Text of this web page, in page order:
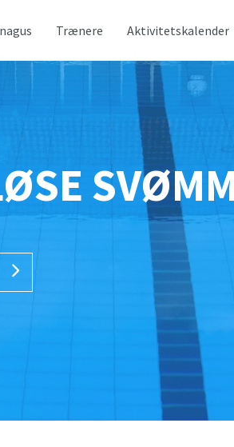
Trænere Aktivitetskalender